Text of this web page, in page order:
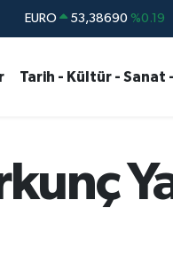
EURO 53,38690 %0.19
6862,09000 %0.19
DOLAR 45,43620 %0.02
Tarih - Kültür - Sanat